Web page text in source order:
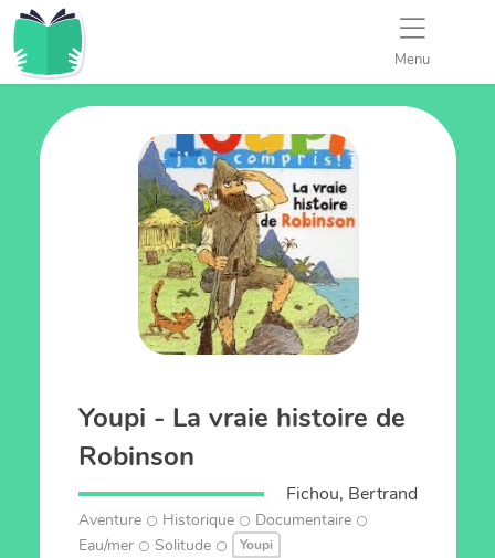
Menu
Youpi - La vraie histoire de
Robinson
Fichou, Bertrand
Aventure Historique
Documentaire
Eau/mer
Solitude Youpi